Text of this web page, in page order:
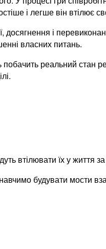
і легше він втілює
досягнення і
власних питань.
реальний стан
втілювати їх у життя
будувати мости